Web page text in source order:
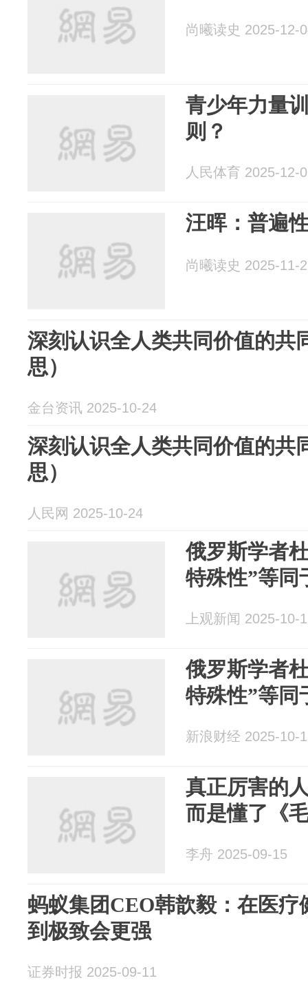
尚曦读史 2025-12-
青少年力量
则？
人民体育 2025-12-
汪晖：普遍
尚曦读史 2025-11-
深刻认识全人类共同价值的共
思）
金台资讯 2025-10-24
深刻认识全人类共同价值的共
思）
人民网 2025-10-24
俄罗斯学者
特殊性”等同
上观新闻 2025-10-
俄罗斯学者
特殊性”等同
新浪财经 2025-10-
真正厉害的
而是懂了《
李舟 2025-09-15
蚂蚁集团CEO韩歆毅：在医
到极致会更强
证券时报 2025-09-11